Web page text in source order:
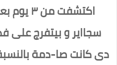
اكتشفت
سجااير و بيتفرج
دى كانت صا-دمة